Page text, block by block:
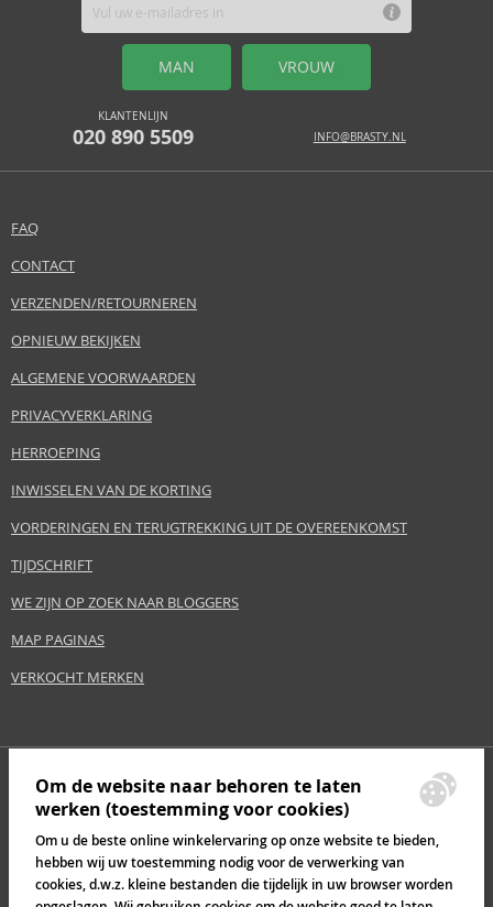
MAN VROUW
KLANTENLIJN
020 890 5509 INFO@BRASTY.NL
FAQ
CONTACT
VERZENDEN/RETOURNEREN
OPNIEUW BEKIJKEN
ALGEMENE VOORWAARDEN
PRIVACYVERKLARING
HERROEPING
INWISSELEN VAN DE KORTING
VORDERINGEN EN TERUGTREKKING UIT DE OVEREENKOMST
TIJDSCHRIFT
WE ZIJN OP ZOEK NAAR BLOGGERS
MAP PAGINAS
VERKOCHT MERKEN
Om de website naar behoren te laten
werken (toestemming voor cookies)
Om u de beste online winkelervaring op onze website te bieden,
hebben wij uw toestemming nodig voor de verwerking van
cookies, d.w.z. kleine bestanden die tijdelijk in uw browser worden